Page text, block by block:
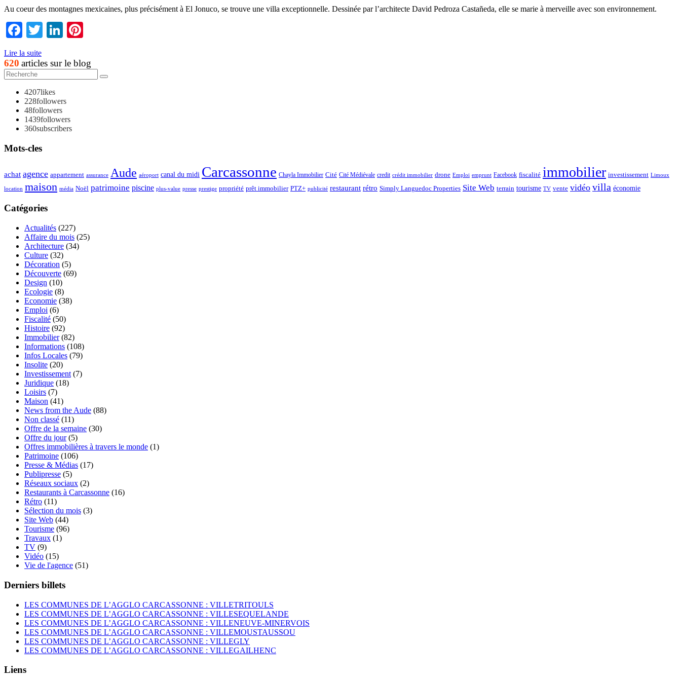
Au coeur des montagnes mexicaines, plus précisément à El Jonuco, se trouve une villa exceptionnelle. Dessinée par l’architecte David Pedroza Castañeda, elle se marie à merveille avec son environnement.
Facebook
TwitterLinkedIn
Lire la suite
620 articles sur le blog
4207likes
228followers
48followers
1439followers
360subscribers
Mots-cles
achat agence appartement assurance Aude aéroport canal du midi Carcassonne Chayla Immobilier Cité Cité Médiévale credit crédit immobilier drone Emploi emprunt Facebook fiscalité immobilier investissement Limoux
location maison média Noël patrimoine piscine plus-value presse prestige propriété prêt immobilier PTZ+ publicité restaurant rétro Simply Languedoc Properties Site Web terrain tourisme TV vente vidéo villa économie
Catégories
Actualités (227)
Affaire du mois (25)
Architecture (34)
Culture (32)
Décoration (5)
Découverte (69)
Design (10)
Ecologie (8)
Economie (38)
Emploi (6)
Fiscalité (50)
Histoire (92)
Immobilier(82)
Informations (108)
Infos Locales (79)
Insolite (20)
Investissement (7)
Juridique (18)
Loisirs (7)
Maison (41)
News from the Aude (88)
Non classé (11)
Offre de la semaine (30)
Offre du jour(5)
Offres immobilières à travers le monde (1)
Patrimoine (106)
Presse & Médias (17)
Publipresse (5)
Réseaux sociaux (2)
Restaurants à Carcassonne (16)
Rétro (11)
Sélection du mois (3)
Site Web (44)
Tourisme (96)
Travaux (1)
TV (9)
Vidéo (15)
Vie de l'agence (51)
Derniers billets
LES COMMUNES DE L’AGGLO CARCASSONNE : VILLETRITOULS
LES COMMUNES DE L’AGGLO CARCASSONNE : VILLESEQUELANDE
LES COMMUNES DE L’AGGLO CARCASSONNE : VILLENEUVE-MINERVOIS
LES COMMUNES DE L’AGGLO CARCASSONNE : VILLEMOUSTAUSSOU
LES COMMUNES DE L’AGGLO CARCASSONNE : VILLEGLY
LES COMMUNES DE L’AGGLO CARCASSONNE : VILLEGAILHENC
Liens